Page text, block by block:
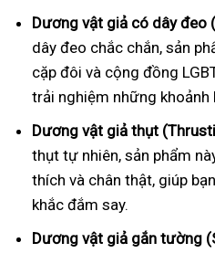
Dương vật giả có dây đeo
dây đeo chắc chắn, sản
cặp đôi và cộng đồng
trải nghiệm những khoảnh
Dương vật giả thụt
thụt tự nhiên, sản phẩm
thích và chân thật, giúp
khắc đắm say.
Dương vật giả gắn tường